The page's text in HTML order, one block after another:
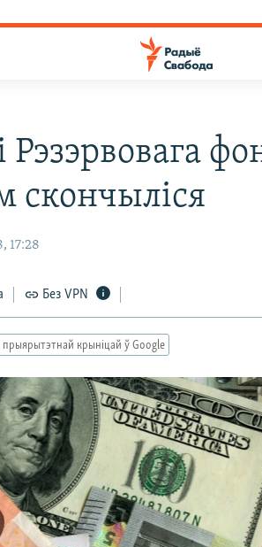
Рэзэрвовага
скончыліся
17:28
Без VPN
прыярытэтнай крыніцай ў Google